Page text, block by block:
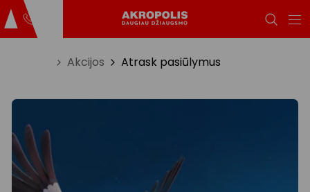
Akcijos Atrask pasiūlymus